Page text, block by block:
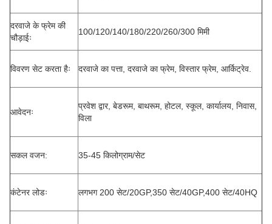
दरवाजे के फ्रेम की
चौड़ाईः
100/120/140/180/220/260/300 मिमी
विवरण सेट करता हैः दरवाजे का पत्ता, दरवाजे का फ्रेम, विस्तार फ्रेम, आर्किट्रेव.
आवेदनः
प्रवेश द्वार, बेडरूम, बाथरूम, होटल, स्कूल, कार्यालय, निवास,
विला
सकल वजन: 35-45 किलोग्राम/सेट
कंटेनर लोडः लगभग 200 सेट/20GP,350 सेट/40GP,400 सेट/40HQ